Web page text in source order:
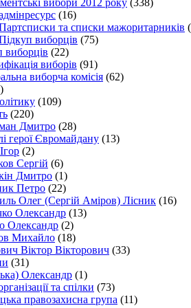
(16)
та списки мажоритарників
виборців (75)
виборців (22)
виборів (91)
виборча комісія (62)
(109)
(220)
Дмитро (28)
герої Євромайдану (13)
(2)
Сергій (6)
Дмитро (1)
Петро (22)
Олег (Сергій Аміров) Лісник (16)
Олександр (13)
Олександр (2)
Михайло (18)
Віктор Вікторович (33)
(31)
Олександр (1)
та спілки (73)
правозахисна група (11)